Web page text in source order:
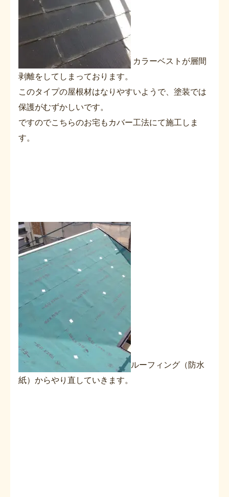
カラーベストが層間
剥離をしてしまっております。
このタイプの屋根材はなりやすいようで、塗装では
保護がむずかしいです。
ですのでこちらのお宅もカバー工法にて施工しま
す。
ルーフィング（防水
紙）からやり直していきます。